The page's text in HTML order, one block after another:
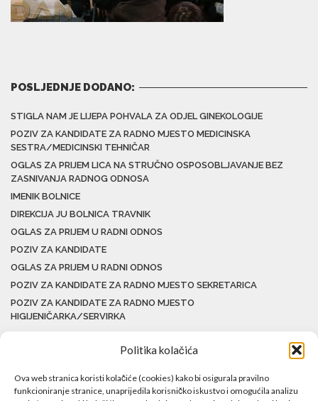
Politika kolačića
Ova web stranica koristi kolačiće (cookies) kako bi osigurala pravilno
funkcioniranje stranice, unaprijedila korisničko iskustvo i omogućila analizu
POSLJEDNJE DODANO:
STIGLA NAM JE LIJEPA POHVALA ZA ODJEL GINEKOLOGIJE
POZIV ZA KANDIDATE ZA RADNO MJESTO MEDICINSKA
SESTRA/MEDICINSKI TEHNIČAR
OGLAS ZA PRIJEM LICA NA STRUČNO OSPOSOBLJAVANJE BEZ
ZASNIVANJA RADNOG ODNOSA
IMENIK BOLNICE
DIREKCIJA JU BOLNICA TRAVNIK
OGLAS ZA PRIJEM U RADNI ODNOS
POZIV ZA KANDIDATE
OGLAS ZA PRIJEM U RADNI ODNOS
POZIV ZA KANDIDATE ZA RADNO MJESTO SEKRETARICA
POZIV ZA KANDIDATE ZA RADNO MJESTO
HIGIJENIČARKA/SERVIRKA